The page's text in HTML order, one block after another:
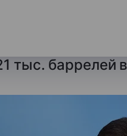
премьера
тыс. баррелей